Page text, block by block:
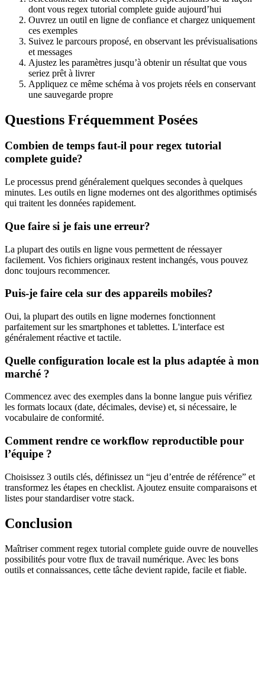
dont vous regex tutorial complete guide aujourd’hui
Ouvrez un outil en ligne de confiance et chargez uniquement
ces exemples
Suivez le parcours proposé, en observant les prévisualisations
et messages
Ajustez les paramètres jusqu’à obtenir un résultat que vous
seriez prêt à livrer
Appliquez ce même schéma à vos projets réels en conservant
une sauvegarde propre
Questions Fréquemment Posées
Combien de temps faut-il pour regex tutorial
complete guide?
Le processus prend généralement quelques secondes à quelques
minutes. Les outils en ligne modernes ont des algorithmes optimisés
qui traitent les données rapidement.
Que faire si je fais une erreur?
La plupart des outils en ligne vous permettent de réessayer
facilement. Vos fichiers originaux restent inchangés, vous pouvez
donc toujours recommencer.
Puis-je faire cela sur des appareils mobiles?
Oui, la plupart des outils en ligne modernes fonctionnent
parfaitement sur les smartphones et tablettes. L'interface est
généralement réactive et tactile.
Quelle configuration locale est la plus adaptée à mon
marché ?
Commencez avec des exemples dans la bonne langue puis vérifiez
les formats locaux (date, décimales, devise) et, si nécessaire, le
vocabulaire de conformité.
Comment rendre ce workflow reproductible pour
l’équipe ?
Choisissez 3 outils clés, définissez un “jeu d’entrée de référence” et
transformez les étapes en checklist. Ajoutez ensuite comparaisons et
listes pour standardiser votre stack.
Conclusion
Maîtriser comment regex tutorial complete guide ouvre de nouvelles
possibilités pour votre flux de travail numérique. Avec les bons
outils et connaissances, cette tâche devient rapide, facile et fiable.